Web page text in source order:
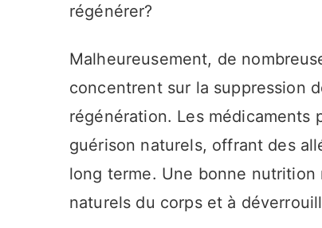
régénérer?
Malheureusement, de
concentrent sur la suppression
régénération. Les médicaments
guérison naturels, offrant des
long terme. Une bonne nutrition
naturels du corps et à